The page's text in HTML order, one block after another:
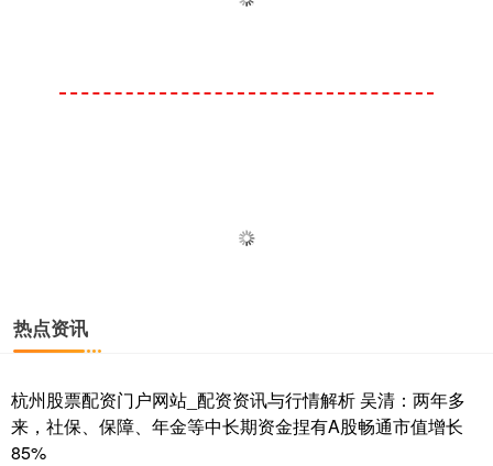
热点资讯
杭州股票配资门户网站_配资资讯与行情解析 吴清：两年多
来，社保、保障、年金等中长期资金捏有A股畅通市值增长
85%